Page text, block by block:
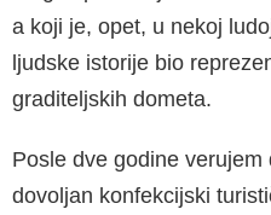
a koji je, opet, u nekoj
ljudske istorije bio
gradi­teljskih dometa.
Posle dve godine
dovoljan konfekcijski